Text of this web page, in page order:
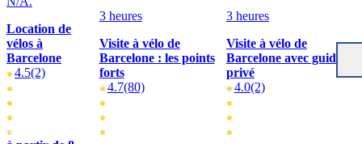
Location de
vélos à
Barcelone
4.5(2)
3 heures
Visite à vélo de
Barcelone : les points
forts
4.7(80)
3 heures
Visite à vélo de
Barcelone avec guide
privé
4.0(2)